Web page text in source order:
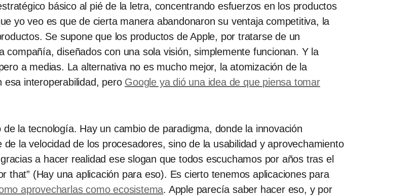
básico al pié de la letra, concentrando esfuerzos en los productos
yo veo es que de cierta manera abandonaron su ventaja competitiva, la
Se supone que los productos de Apple, por tratarse de un
compañía, diseñados con una sola visión, simplemente funcionan. Y la
a medias. La alternativa no es mucho mejor, la atomización de la
esa interoperabilidad, pero Google ya dió una idea de que piensa tomar
la tecnología. Hay un cambio de paradigma, donde la innovación
la velocidad de los procesadores, sino de la usabilidad y aprovechamiento
a hacer realidad ese slogan que todos escuchamos por años tras el
that” (Hay una aplicación para eso). Es cierto tenemos aplicaciones para
aprovecharlas como ecosistema. Apple parecía saber hacer eso, y por